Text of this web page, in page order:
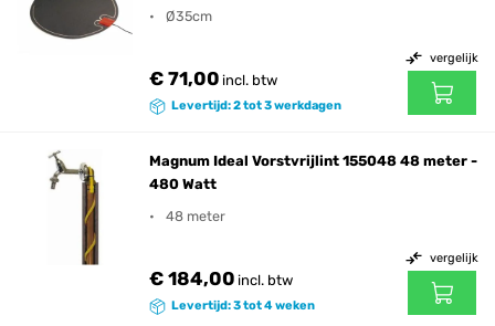
Ø35cm
€ 71,00 incl. btw
Levertijd: 2 tot 3 werkdagen
vergelijk
Magnum Ideal Vorstvrijlint 155048 48 meter -
480 Watt
48 meter
€ 184,00 incl. btw
Levertijd: 3 tot 4 weken
vergelijk